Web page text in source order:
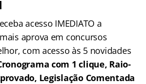
acesso IMEDIATO a
aprova em concursos
com acesso às 5 novidades
com 1 clique, Raio-
Legislação Comentada